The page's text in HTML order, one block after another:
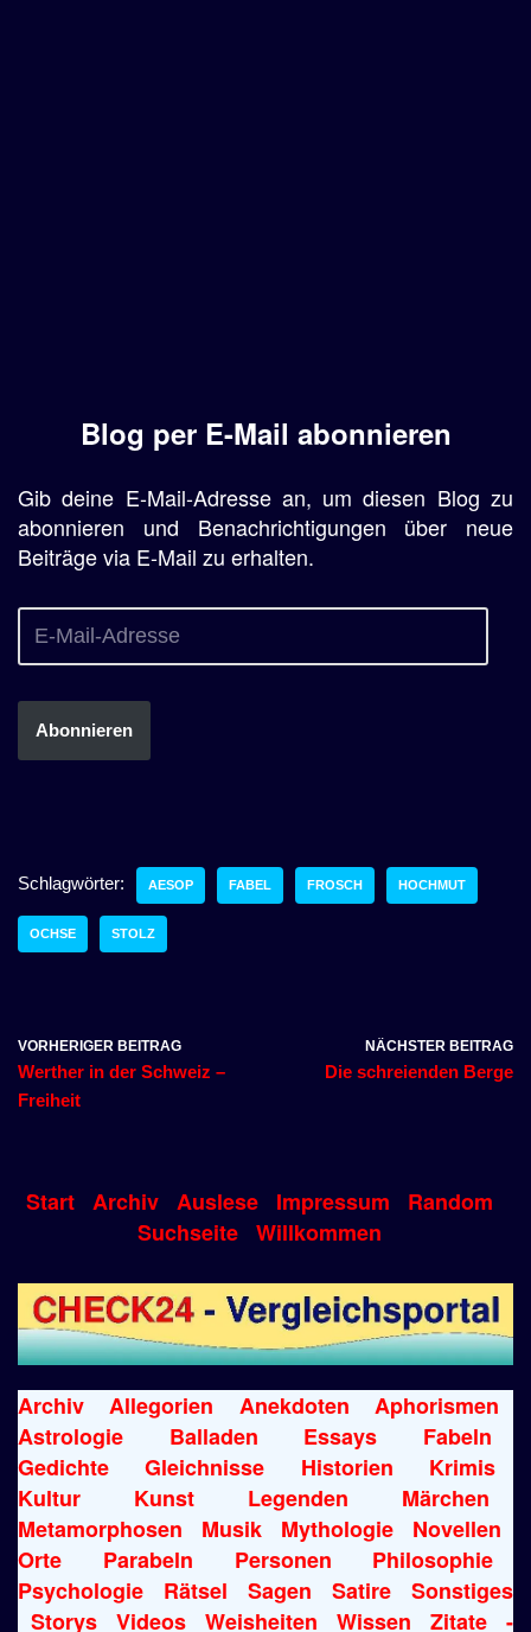
Blog per E-Mail abonnieren
Gib deine E-Mail-Adresse an, um diesen Blog zu
abonnieren und Benachrichtigungen über neue
Beiträge via E-Mail zu erhalten.
Abonnieren
Schlagwörter: AESOP FABEL FROSCH HOCHMUT
OCHSE STOLZ
VORHERIGER BEITRAG
Werther in der Schweiz –
Freiheit
NÄCHSTER BEITRAG
Die schreienden Berge
Start Archiv Auslese Impressum
Random
Suchseite Willkommen
Archiv Allegorien Anekdoten
Aphorismen
Astrologie
Balladen Essays
Fabeln
Gedichte
Gleichnisse Historien
Krimis
Kultur
Kunst Legenden
Märchen
Metamorphosen
Musik Mythologie
Novellen
Orte
Parabeln Personen
Philosophie
Psychologie
Rätsel Sagen Satire
Sonstiges
Storys
Videos Weisheiten Wissen Zitate -